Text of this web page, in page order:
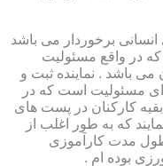
نیروی انسانی برخوردار می باشد
در واقع مسئولیت
می باشد . نماینده ثبت و
مسئولیت است که در
بقیه کارکنان در پست های
که به طور اغلب از
مدت کارآموزی
بوده ام .